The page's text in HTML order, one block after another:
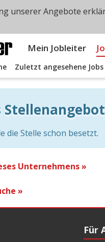
Mein Jobleiter
Zuletzt angesehene Jobs
die Stelle schon besetzt.
Unternehmens »
»
Für
unserer Angebote